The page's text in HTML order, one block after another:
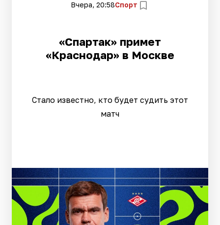
Вчера, 20:58Спорт
«Спартак» примет
«Краснодар» в Москве
Стало известно, кто будет судить этот
матч